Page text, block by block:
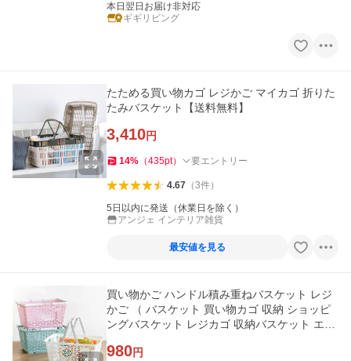
本日翌日お届け非対応
ギギリビング
たためる買い物カゴ レジかご マイカゴ 折りた
たみバスケット【送料無料】
3,410円
14% （435pt） 要エントリー
4.67（3件）
5日以内に発送（休業日を除く）
アンジェ インテリア雑貨
最安値を見る
買い物かご ハンドル積み重ねバスケット レジ
かご （ バスケット 買い物カゴ 収納 ショッピ
ングバスケット レジカゴ 収納バスケット エコ
980円